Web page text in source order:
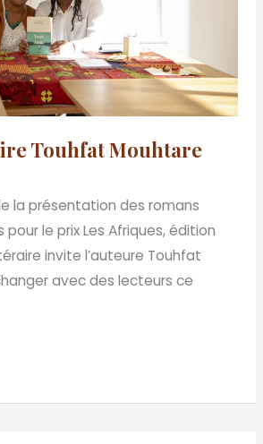
Touhfat Mouhtare
la présentation des romans
le prix Les Afriques, édition
invite l’auteure Touhfat
avec des lecteurs ce